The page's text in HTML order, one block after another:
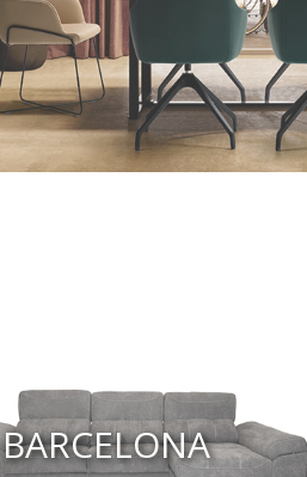
BARCELONA